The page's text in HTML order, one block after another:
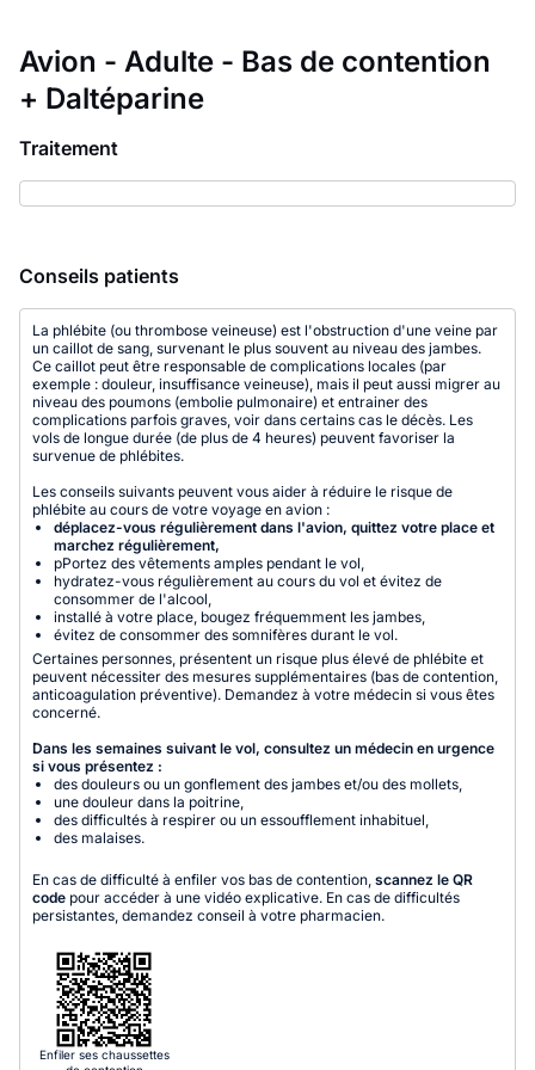
Avion - Adulte - Bas de contention
+ Daltéparine
Traitement
Conseils patients
La phlébite (ou thrombose veineuse) est l'obstruction d'une veine par
un caillot de sang, survenant le plus souvent au niveau des jambes.
Ce caillot peut être responsable de complications locales (par
exemple : douleur, insuffisance veineuse), mais il peut aussi migrer au
niveau des poumons (embolie pulmonaire) et entrainer des
complications parfois graves, voir dans certains cas le décès. Les
vols de longue durée (de plus de 4 heures) peuvent favoriser la
survenue de phlébites.
Les conseils suivants peuvent vous aider à réduire le risque de
phlébite au cours de votre voyage en avion :
déplacez-vous régulièrement dans l'avion, quittez votre place et
marchez régulièrement,
pPortez des vêtements amples pendant le vol,
hydratez-vous régulièrement au cours du vol et évitez de
consommer de l'alcool,
installé à votre place, bougez fréquemment les jambes,
évitez de consommer des somnifères durant le vol.
Certaines personnes, présentent un risque plus élevé de phlébite et
peuvent nécessiter des mesures supplémentaires (bas de contention,
anticoagulation préventive). Demandez à votre médecin si vous êtes
concerné.
Dans les semaines suivant le vol, consultez un médecin en urgence
si vous présentez :
des douleurs ou un gonflement des jambes et/ou des mollets,
une douleur dans la poitrine,
des difficultés à respirer ou un essoufflement inhabituel,
des malaises.
En cas de difficulté à enfiler vos bas de contention, scannez le QR
code pour accéder à une vidéo explicative. En cas de difficultés
persistantes, demandez conseil à votre pharmacien.
Enfiler ses chaussettes